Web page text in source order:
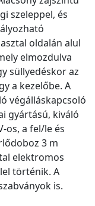
szeleppel, és
oldalán alul
elmozdulva
süllyedéskor az
a kezelőbe. A
végálláskapcsoló
gyártású, kiváló
os, a fel/le és
3 m
elektromos
történik. A
is.